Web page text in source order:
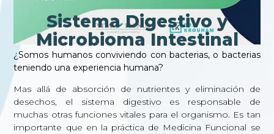
Sistema Digestivo y
Microbioma Intestinal
¿Somos humanos conviviendo con bacterias, o bacterias
teniendo una experiencia humana?
Mas allá de absorción de nutrientes y eliminación de
desechos, el sistema digestivo es responsable de
muchas otras funciones vitales para el organismo. Es tan
importante que en la práctica de Medicina Funcional se